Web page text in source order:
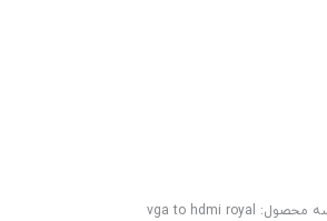
محصول: vga to hdmi royal